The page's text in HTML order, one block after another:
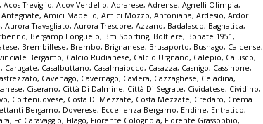
,Acos Treviglio,Acov Verdello,Adrarese,Adrense,Agnelli Olimpia,
,Amici Mapello,Amici Mozzo,Antoniana,Ardesio,Ardor
,Aurora Travagliato,Aurora Trescore,Azzano, Badalasco, Bagnatica,
, Bergamp Longuelo, Bm Sporting, Boltiere, Bonate 1951,
, Brembillese, Brembo, Brignanese, Brusaporto, Busnago, Calcense,
Bergamo, Calcio Rudianese, Calcio Urgnano, Calepio, Calusco,
, Carugate, Casalbuttano, Casalmaiocco, Casazza, Casnigo, Cassinone,
, Cavenago, Cavernago, Cavlera, Cazzaghese, Celadina,
, Ciserano, Città Di Dalmine, Città Di Segrate, Cividatese, Cividino,
, Cortenuovese, Costa Di Mezzate, Costa Mezzate, Credaro, Crema
Bergamo, Doverese, Eccellenza Bergamo, Endine, Entratico,
, Fc Caravaggio, Filago, Fiorente Colognola, Fiorente Grassobbio,